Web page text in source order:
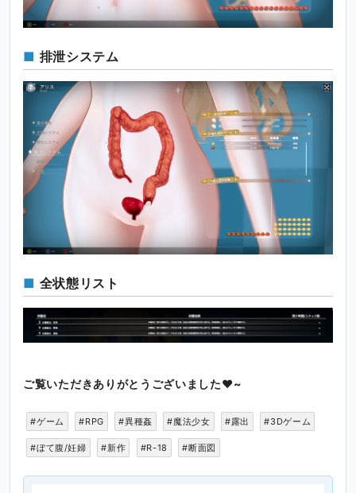
排泄システム
全状態リスト
ご覧いただきありがとうございました♥~
#ゲーム #RPG #異種姦 #魔法少女 #露出 #3Dゲーム
#ぼて腹/妊婦 #新作 #R-18 #断面図